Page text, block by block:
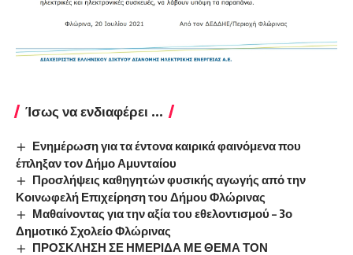
Ίσως να ενδιαφέρει ...
Ενημέρωση για τα έντονα καιρικά φαινόμενα που
έπληξαν τον Δήμο Αμυνταίου
Προσλήψεις καθηγητών φυσικής αγωγής από την
Κοινωφελή Επιχείρηση του Δήμου Φλώρινας
Μαθαίνοντας για την αξία του εθελοντισμού – 3ο
Δημοτικό Σχολείο Φλώρινας
ΠΡΟΣΚΛΗΣΗ ΣΕ ΗΜΕΡΙΔΑ ΜΕ ΘΕΜΑ ΤΟΝ